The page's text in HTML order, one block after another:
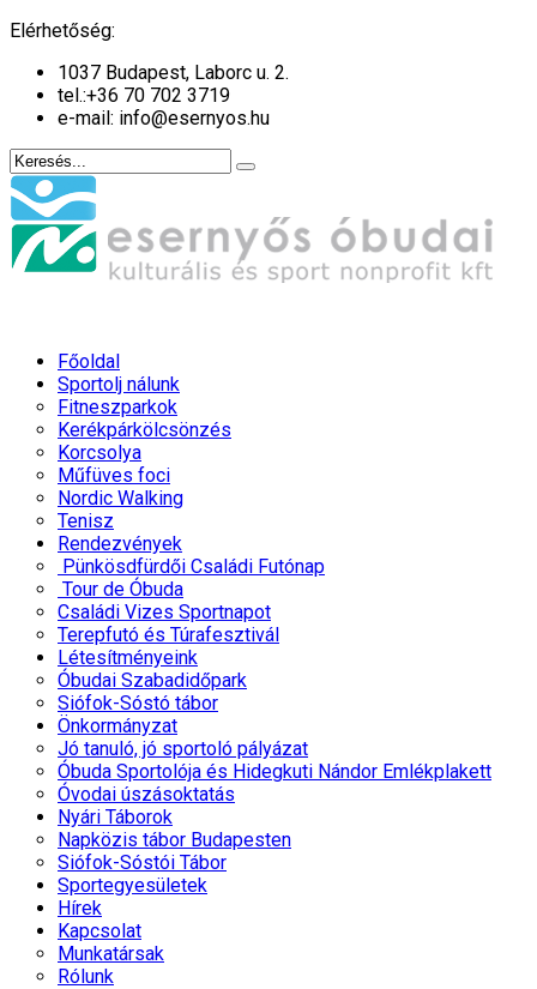
Elérhetőség:
1037 Budapest, Laborc u. 2.
tel.:+36 70 702 3719
e-mail: info@esernyos.hu
Főoldal
Sportolj nálunk
Fitneszparkok
Kerékpárkölcsönzés
Korcsolya
Műfüves foci
Nordic Walking
Tenisz
Rendezvények
Pünkösdfürdői Családi Futónap
Tour de Óbuda
Családi Vizes Sportnapot
Terepfutó és Túrafesztivál
Létesítményeink
Óbudai Szabadidőpark
Siófok-Sóstó tábor
Önkormányzat
Jó tanuló, jó sportoló pályázat
Óbuda Sportolója és Hidegkuti Nándor Emlékplakett
Óvodai úszásoktatás
Nyári Táborok
Napközis tábor Budapesten
Siófok-Sóstói Tábor
Sportegyesületek
Hírek
Kapcsolat
Munkatársak
Rólunk
év
hónap
év
hónap